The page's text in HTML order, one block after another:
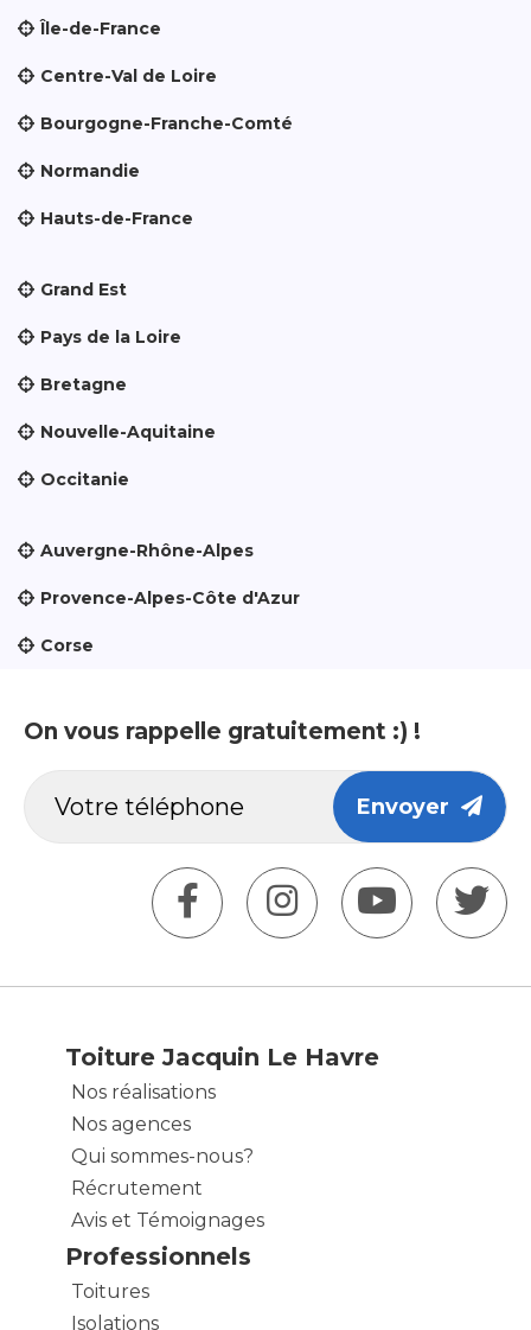
Île-de-France
Centre-Val de Loire
Bourgogne-Franche-Comté
Normandie
Hauts-de-France
Grand Est
Pays de la Loire
Bretagne
Nouvelle-Aquitaine
Occitanie
Auvergne-Rhône-Alpes
Provence-Alpes-Côte d'Azur
Corse
On vous rappelle gratuitement :) !
Envoyer
Toiture Jacquin Le Havre
Nos réalisations
Nos agences
Qui sommes-nous?
Récrutement
Avis et Témoignages
Professionnels
Toitures
Isolations